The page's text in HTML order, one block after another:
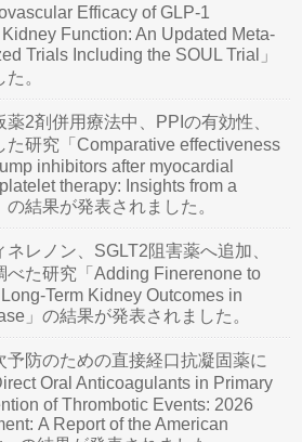
Efficacy of GLP-1
Function: An Updated Meta-
Trials Including the SOUL Trial」
。
2剤併用療法中、PPIの有効性、
た研究「Comparative effectiveness
inhibitors after myocardial
therapy: Insights from a
結果が発表されました。
レノン、SGLT2阻害薬へ追加、
べた研究「Adding Finerenone to
Term Kidney Outcomes in
」の結果が発表されました。
予防のための直接経口抗凝固薬に
Oral Anticoagulants in Primary
of Thrombotic Events: 2026
A Report of the American